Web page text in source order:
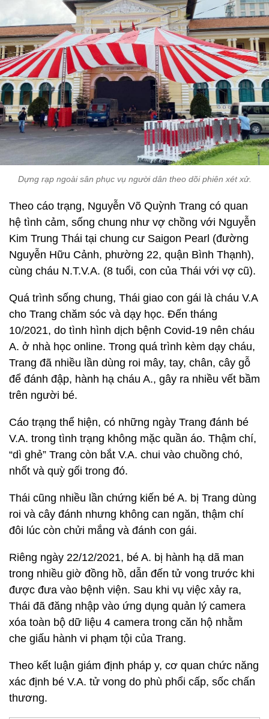
Dựng rạp ngoài sân phục vụ người dân theo dõi phiên xét xử.
Theo cáo trạng, Nguyễn Võ Quỳnh Trang có quan
hệ tình cảm, sống chung như vợ chồng với Nguyễn
Kim Trung Thái tại chung cư Saigon Pearl (đường
Nguyễn Hữu Cảnh, phường 22, quận Bình Thạnh),
cùng cháu N.T.V.A. (8 tuổi, con của Thái với vợ cũ).
Quá trình sống chung, Thái giao con gái là cháu V.A
cho Trang chăm sóc và dạy học. Đến tháng
10/2021, do tình hình dịch bệnh Covid-19 nên cháu
A. ở nhà học online. Trong quá trình kèm dạy cháu,
Trang đã nhiều lần dùng roi mây, tay, chân, cây gỗ
để đánh đập, hành hạ cháu A., gây ra nhiều vết bầm
trên người bé.
Cáo trạng thể hiện, có những ngày Trang đánh bé
V.A. trong tình trạng không mặc quần áo. Thậm chí,
“dì ghẻ” Trang còn bắt V.A. chui vào chuồng chó,
nhốt và quỳ gối trong đó.
Thái cũng nhiều lần chứng kiến bé A. bị Trang dùng
roi và cây đánh nhưng không can ngăn, thậm chí
đôi lúc còn chửi mắng và đánh con gái.
Riêng ngày 22/12/2021, bé A. bị hành hạ dã man
trong nhiều giờ đồng hồ, dẫn đến tử vong trước khi
được đưa vào bệnh viện. Sau khi vụ việc xảy ra,
Thái đã đăng nhập vào ứng dụng quản lý camera
xóa toàn bộ dữ liệu 4 camera trong căn hộ nhằm
che giấu hành vi phạm tội của Trang.
Theo kết luận giám định pháp y, cơ quan chức năng
xác định bé V.A. tử vong do phù phổi cấp, sốc chấn
thương.